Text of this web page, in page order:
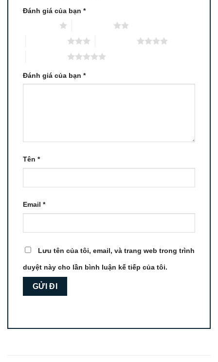
Đánh giá của bạn *
Đánh giá của bạn *
Tên *
Email *
Lưu tên của tôi, email, và trang web trong trình
duyệt này cho lần bình luận kế tiếp của tôi.